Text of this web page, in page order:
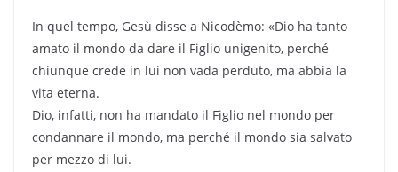
In quel tempo, Gesù disse a Nicodèmo: «Dio ha tanto
amato il mondo da dare il Figlio unigenito, perché
chiunque crede in lui non vada perduto, ma abbia la
vita eterna.
Dio, infatti, non ha mandato il Figlio nel mondo per
condannare il mondo, ma perché il mondo sia salvato
per mezzo di lui.